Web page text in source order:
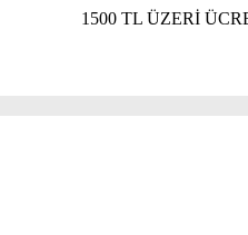
1500 TL ÜZERİ ÜCRETSİZ